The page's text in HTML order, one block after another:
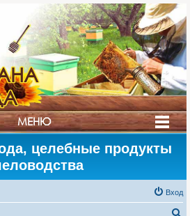
МЕНЮ
целебные продукты
Вход